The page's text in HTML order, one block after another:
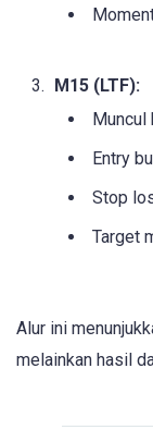
M15 (LTF):
Muncul
Entry
Stop
Target
Alur ini
melainkan hasil